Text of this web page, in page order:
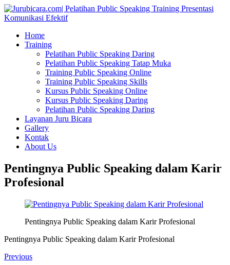
Home
Training
Pelatihan Public Speaking Daring
Pelatihan Public Speaking Tatap Muka
Training Public Speaking Online
Training Public Speaking Skills
Kursus Public Speaking Online
Kursus Public Speaking Daring
Pelatihan Public Speaking Daring
Layanan Juru Bicara
Gallery
Kontak
About Us
Pentingnya Public Speaking dalam Karir
Profesional
Pentingnya Public Speaking dalam Karir Profesional
Pentingnya Public Speaking dalam Karir Profesional
Previous